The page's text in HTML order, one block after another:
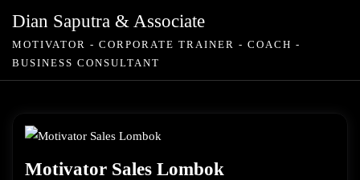
Dian Saputra & Associate
MOTIVATOR - CORPORATE TRAINER - COACH -
BUSINESS CONSULTANT
Motivator Sales Lombok